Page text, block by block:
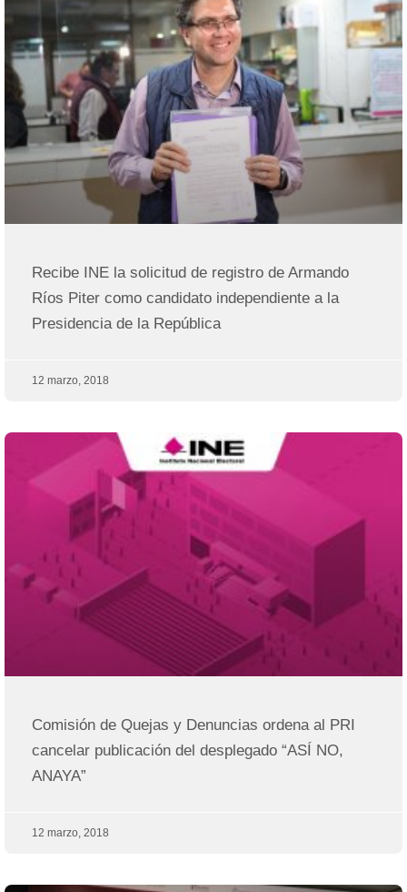
Recibe INE la solicitud de registro de Armando
Ríos Piter como candidato independiente a la
Presidencia de la República
12 marzo, 2018
Comisión de Quejas y Denuncias ordena al PRI
cancelar publicación del desplegado “ASÍ NO,
ANAYA”
12 marzo, 2018